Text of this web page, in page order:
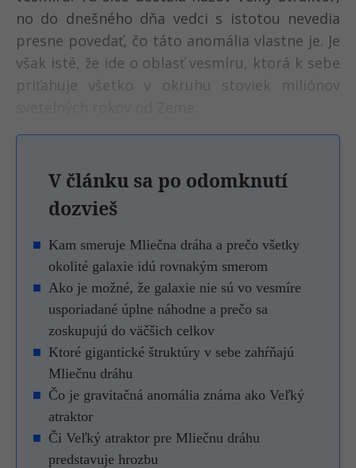
no do dnešného dňa vedci s istotou nevedia
presne povedať, čo táto anomália vlastne je. Je
však isté, že ide o oblasť vesmíru, ktorá k sebe
priťahuje všetko v okruhu stoviek miliónov
V článku sa po odomknutí
dozvieš
Kam smeruje Mliečna dráha a prečo všetky
okolité galaxie idú rovnakým smerom
Ako je možné, že galaxie nie sú vo vesmíre
usporiadané úplne náhodne a prečo sa
zoskupujú do väčšich celkov
Ktoré gigantické štruktúry v sebe zahŕňajú
Mliečnu dráhu
Čo je gravitačná anomália známa ako Veľký
atraktor
Či Veľký atraktor pre Mliečnu dráhu
predstavuje hrozbu